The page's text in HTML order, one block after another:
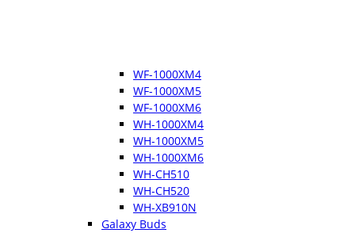
WF-1000XM4
WF-1000XM5
WF-1000XM6
WH-1000XM4
WH-1000XM5
WH-1000XM6
WH-CH510
WH-CH520
WH-XB910N
Galaxy Buds